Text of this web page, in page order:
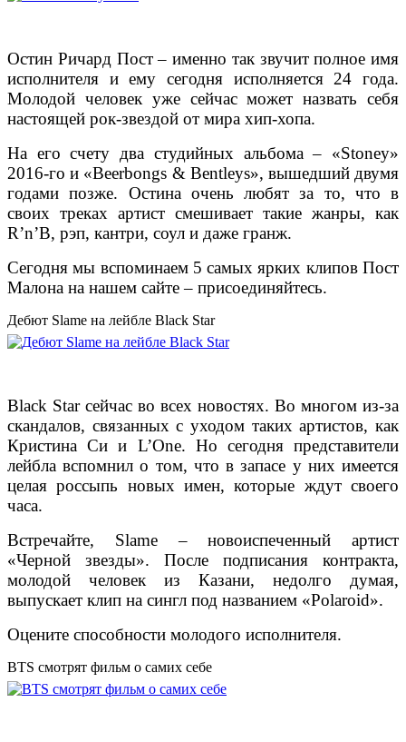
Остин Ричард Пост – именно так звучит полное имя
исполнителя и ему сегодня исполняется 24 года.
Молодой человек уже сейчас может назвать себя
настоящей рок-звездой от мира хип-хопа.
На его счету два студийных альбома – «Stoney»
2016-го и «Beerbongs & Bentleys», вышедший двумя
годами позже. Остина очень любят за то, что в
своих треках артист смешивает такие жанры, как
R’n’B, рэп, кантри, соул и даже гранж.
Сегодня мы вспоминаем 5 самых ярких клипов Пост
Малона на нашем сайте – присоединяйтесь.
Дебют Slame на лейбле Black Star
Black Star сейчас во всех новостях. Во многом из-за
скандалов, связанных с уходом таких артистов, как
Кристина Си и L’One. Но сегодня представители
лейбла вспомнил о том, что в запасе у них имеется
целая россыпь новых имен, которые ждут своего
часа.
Встречайте, Slame – новоиспеченный артист
«Черной звезды». После подписания контракта,
молодой человек из Казани, недолго думая,
выпускает клип на сингл под названием «Polaroid».
Оцените способности молодого исполнителя.
BTS смотрят фильм о самих себе